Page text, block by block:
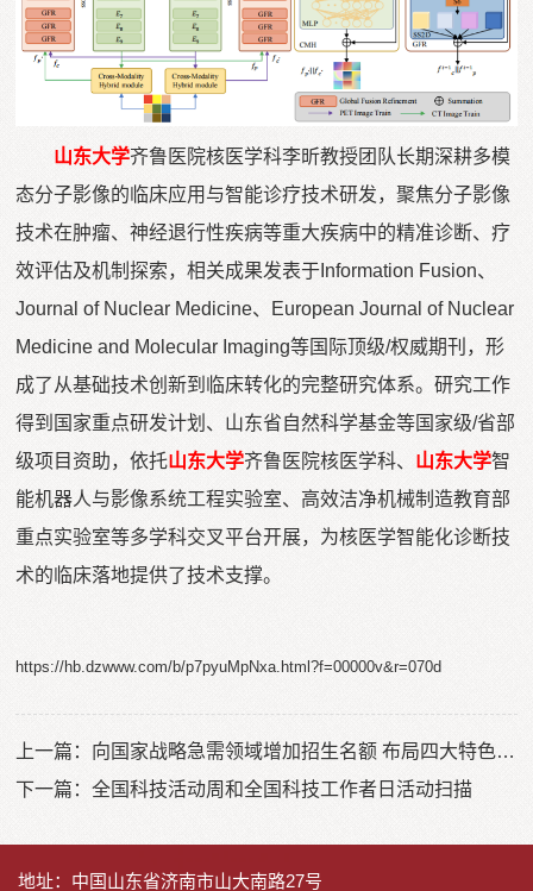
山东大学齐鲁医院核医学科李昕教授团队长期深耕多模
态分子影像的临床应用与智能诊疗技术研发，聚焦分子影像
技术在肿瘤、神经退行性疾病等重大疾病中的精准诊断、疗
效评估及机制探索，相关成果发表于Information Fusion、
Journal of Nuclear Medicine、European Journal of Nuclear
Medicine and Molecular Imaging等国际顶级/权威期刊，形
成了从基础技术创新到临床转化的完整研究体系。研究工作
得到国家重点研发计划、山东省自然科学基金等国家级/省部
级项目资助，依托山东大学齐鲁医院核医学科、 山东大学智
能机器人与影像系统工程实验室、高效洁净机械制造教育部
重点实验室等多学科交叉平台开展，为核医学智能化诊断技
术的临床落地提供了技术支撑。
https://hb.dzwww.com/b/p7pyuMpNxa.html?f=00000v&r=070d
上一篇：
向国家战略急需领域增加招生名额 布局四大特色实验班
下一篇：全国科技活动周和全国科技工作者日活动扫描
地址：中国山东省济南市山大南路27号